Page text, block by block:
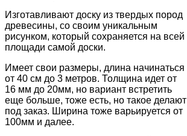
Изготавливают доску из твердых пород
древесины, со своим уникальным
рисунком, который сохраняется на всей
площади самой доски.
Имеет свои размеры, длина начинаться
от 40 см до 3 метров. Толщина идет от
16 мм до 20мм, но вариант встретить
еще больше, тоже есть, но такое делают
под заказ. Ширина тоже варьируется от
100мм и далее.